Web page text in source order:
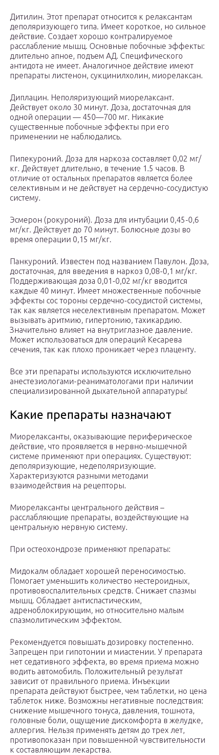
Дитилин. Этот препарат относится к релаксантам
деполяризующего типа. Имеет короткое, но сильное
действие. Создает хорошо контралируемое
расслабление мышц. Основные побочные эффекты:
длительно апное, подъем АД. Специфического
антидота не имеет. Аналогичное действие имеют
препараты листенон, сукцинилхолин, миорелаксан.
Диплацин. Неполяризующий миорелаксант.
Действует около 30 минут. Доза, достаточная для
одной операции — 450—700 мг. Никакие
существенные побочные эффекты при его
применении не наблюдались.
Пипекуроний. Доза для наркоза составляет 0,02 мг/
кг. Действует длительно, в течение 1.5 часов. В
отличие от остальных препаратов является более
селективным и не действует на сердечно-сосудистую
систему.
Эсмерон (рокуроний). Доза для интубации 0,45-0,6
мг/кг. Действует до 70 минут. Болюсные дозы во
время операции 0,15 мг/кг.
Панкуроний. Известен под названием Павулон. Доза,
достаточная, для введения в наркоз 0,08-0,1 мг/кг.
Поддерживающая доза 0,01-0,02 мг/кг вводится
каждые 40 минут. Имеет множественные побочные
эффекты сос тороны сердечно-сосудистой системы,
так как является неселективным препаратом. Может
вызывать аритмию, гипертонию, тахикардию.
Значительно влияет на внутриглазное давление.
Может использоваться для операций Кесарева
сечения, так как плохо проникает через плаценту.
Все эти препараты используются исключительно
анестезиологами-реаниматологами при наличии
специализированной дыхательной аппаратуры!
Какие препараты назначают
Миорелаксанты, оказывающие периферическое
действие, что проявляется в нервно-мышечной
системе применяют при операциях. Существуют:
деполяризующие, недеполяризующие.
Характеризуются разными методами
взаимодействия на рецепторы.
Миорелаксанты центрального действия –
расслабляющие препараты, воздействующие на
центральную нервную систему.
При остеохондрозе применяют препараты:
Мидокалм обладает хорошей переносимостью.
Помогает уменьшить количество нестероидных,
противовоспалительных средств. Снижает спазмы
мышц. Обладает антиспастическим,
адреноблокирующим, но относительно малым
спазмолитическим эффектом.
Рекомендуется повышать дозировку постепенно.
Запрещен при гипотонии и миастении. У препарата
нет седативного эффекта, во время приема можно
водить автомобиль. Положительный результат
зависит от правильного приема. Инъекции
препарата действуют быстрее, чем таблетки, но цена
таблеток ниже. Возможны негативные последствия:
снижение мышечного тонуса, давления, тошнота,
головные боли, ощущение дискомфорта в желудке,
аллергия. Нельзя применять детям до трех лет,
противопоказан при повышенной чувствительности
к составляющим лекарства.